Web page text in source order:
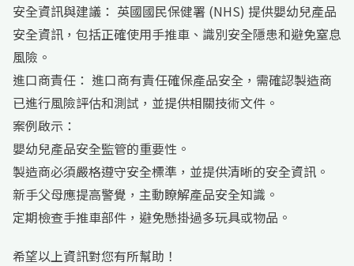
安全資訊與建議： 英國國民保健署 (NHS) 提供嬰幼兒產品
安全資訊，包括正確使用手推車、識別安全隱患和避免窒息
風險。
進口商責任： 進口商有責任確保產品安全，需確認製造商
已進行風險評估和測試，並提供相關技術文件。
案例啟示：
嬰幼兒產品安全監管的重要性。
製造商必須嚴格遵守安全標準，並提供清晰的安全資訊。
新手父母應提高警覺，主動瞭解產品安全知識。
定期檢查手推車部件，避免懸掛過多玩具或物品。
希望以上資訊對您有所幫助！